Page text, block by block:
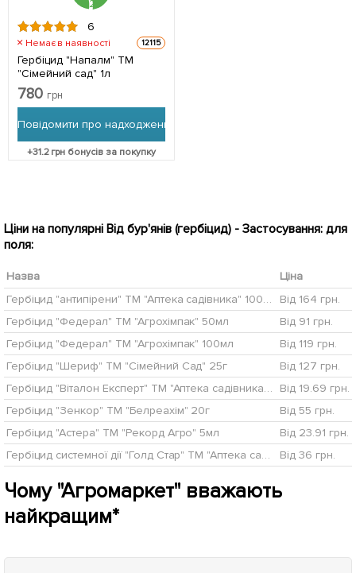
6
Немає в наявності 12115
Гербіцид "Напалм" ТМ
"Сімейний сад" 1л
780 грн
Повідомити про надходження
+31.2грн бонусів за покупку
Ціни на популярні Від бур'янів (гербіцид) - Застосування: для
поля:
Назва
Ціна
Гербіцид "антипірени" ТМ "Аптека садівника" 100мл
Від 164 грн.
Гербіцид "Федерал" ТМ "Агрохімпак" 50мл
Від 91 грн.
Гербіцид "Федерал" ТМ "Агрохімпак" 100мл
Від 119 грн.
Гербіцид "Шериф" ТМ "Сімейний Сад" 25г
Від 127 грн.
Гербіцид "Віталон Експерт" ТМ "Аптека садівника" 10мл
Від 19.69 грн.
Гербіцид "Зенкор" ТМ "Белреахім" 20г
Від 55 грн.
Гербіцид "Астера" ТМ "Рекорд Агро" 5мл
Від 23.91 грн.
Гербіцид системної дії "Голд Стар" ТМ "Аптека садівника" 5г
Від 36 грн.
Чому "Агромаркет" вважають
найкращим*